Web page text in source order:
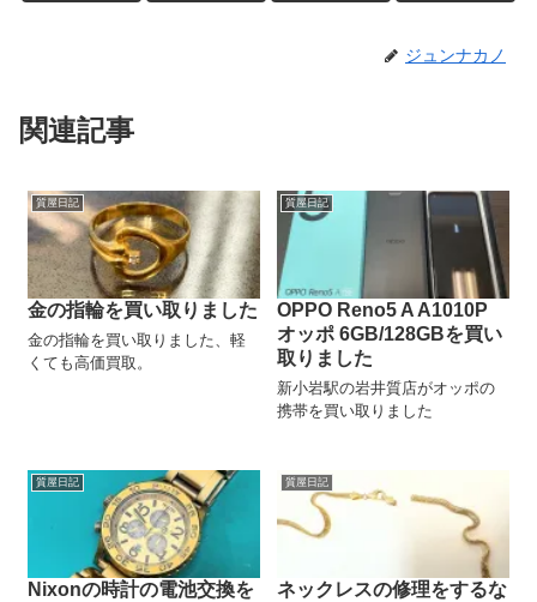
ジュンナカノ
関連記事
質屋日記
金の指輪を買い取りました
金の指輪を買い取りました、軽
くても高価買取。
質屋日記
OPPO Reno5 A A1010P
オッポ 6GB/128GBを買い
取りました
新小岩駅の岩井質店がオッポの
携帯を買い取りました
質屋日記
Nixonの時計の電池交換を
質屋日記
ネックレスの修理をするな